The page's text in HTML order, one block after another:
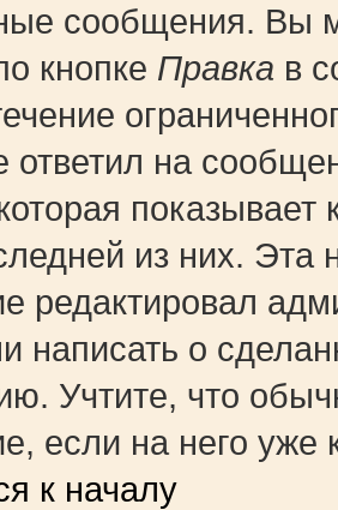
сообщения. Вы
кнопке Правка в
ответил на
показывает
из них. Эта
редактировал
написать о
Учтите, что
если на него уже
к началу